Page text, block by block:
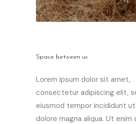
Space between us
Lorem ipsum dolor sit amet,
consectetur adipiscing elit,
eiusmod tempor incididunt
dolore magna aliqua. Ut enim